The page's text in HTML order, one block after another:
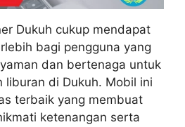
Dukuh cukup mendapat
bagi pengguna yang
dan bertenaga untuk
liburan di Dukuh. Mobil ini
terbaik yang membuat
ketenangan serta